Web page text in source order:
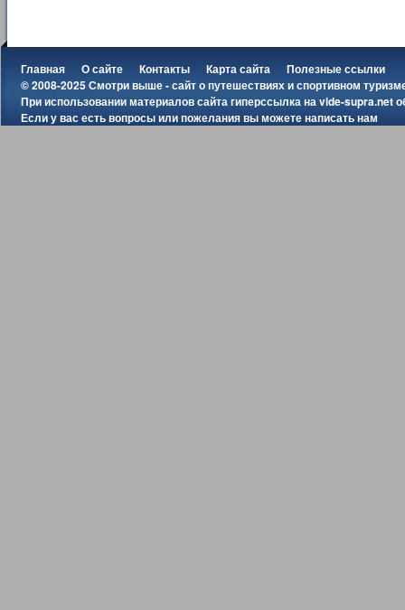
Главная О сайте Контакты Карта сайта
Полезные ссылки
© 2008-2025 Смотри выше - сайт о путешествиях и спортивном
При использовании материалов сайта гиперссылка наvide-supra.net
Если у вас есть вопросы или пожелания вы можетенаписать нам